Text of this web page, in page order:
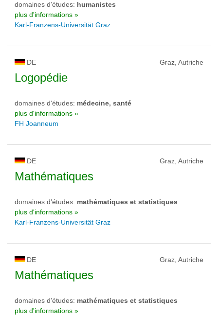
domaines d'études: humanistes
plus d'informations »
Karl-Franzens-Universität Graz
DE Graz, Autriche
Logopédie
domaines d'études: médecine, santé
plus d'informations »
FH Joanneum
DE Graz, Autriche
Mathématiques
domaines d'études: mathématiques et statistiques
plus d'informations »
Karl-Franzens-Universität Graz
DE Graz, Autriche
Mathématiques
domaines d'études: mathématiques et statistiques
plus d'informations »